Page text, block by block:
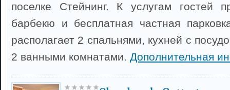
поселке Стейнинг. К услугам гостей
барбекю и бесплатная частная
располагает 2 спальнями, кухней с
2 ванными комнатами. Дополнительная